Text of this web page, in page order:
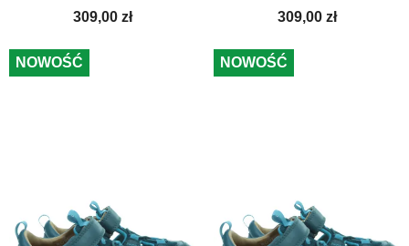
Cena
309,00 zł Cena
309,00 zł
NOWOŚĆ NOWOŚĆ